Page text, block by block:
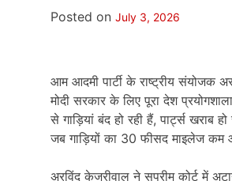
Posted on July 3, 2026
आम आदमी पार्टी के राष्ट्रीय संयोजक
मोदी सरकार के लिए पूरा देश
से गाड़ियां बंद हो रही हैं, पार्ट्स
जब गाड़ियों का 30 फीसद माइलेज कम
अरविंद केजरीवाल ने सुप्रीम कोर्ट में